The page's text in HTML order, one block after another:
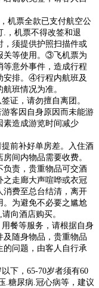
机票全款已支付航空公
.，机票不得改签和退
须提供护照扫描件或
关等使用。③飞机票为
意外事件，造成行程
安排。④行程内航班及
班情况为准。
证，请勿擅自离团。
客因自身原因而未能游
素造成游览时间减少
前补好单房差。入住酒
间内物品需要收费。
责，贵重物品可交酒
之走廊大声喧哗或衣冠
消费至总台结清，离开
。为避免不必要之尴尬
向酒店购买。
餐等服务，请根据自身
随身物品，贵重物品
问题，由客人自行承
下，65-70岁者须有60
.糖尿病.冠心病等，建议